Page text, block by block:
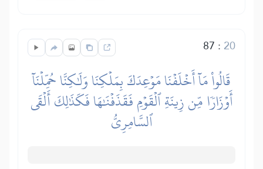
87 : 20
قَالُواْ مَآ أَخۡلَفۡنَا مَوۡعِدَكَ بِمَلۡكِنَا وَلَٰكِنَّا حُمِّلۡنَآ
أَوۡزَارٗا مِّن زِينَةِ ٱلۡقَوۡمِ فَقَذَفۡنَٰهَا فَكَذَٰلِكَ أَلۡقَى
ٱلسَّامِرِيُّ